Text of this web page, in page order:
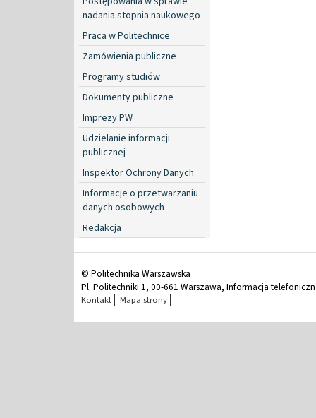
nadania stopnia naukowego
Praca w Politechnice
Zamówienia publiczne
Programy studiów
Dokumenty publiczne
Imprezy PW
Udzielanie informacji
publicznej
Inspektor Ochrony Danych
Informacje o przetwarzaniu
danych osobowych
Redakcja
© Politechnika Warszawska
Pl. Politechniki 1, 00-661 Warszawa, Informacja
Kontakt Mapa strony